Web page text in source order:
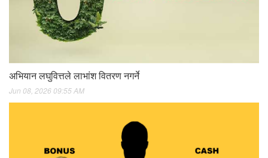
अभियान लघुवित्तले लाभांश वितरण नगर्ने
Jun 08, 2026 09:55 AM